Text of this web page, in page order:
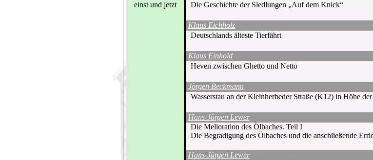
einst und jetzt
Die Geschichte der Siedlungen „Auf dem Knick“
Klaus Eichholz
Deutschlands älteste Tierfährt
Klaus Einhold
Heven zwischen Ghetto und Netto
Jörgen Beckmann
Wasserstau an der Kleinherbeder Straße (K12) in Höhe
Hans-Jürgen Lewer
Die Melioration des Ölbaches. Teil I
Die Begradigung des Ölbaches und die anschließende
Hans-Jürgen Lewer